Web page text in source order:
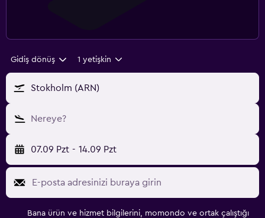
Gidiş dönüş 1 yetişkin
Stokholm (ARN)
Nereye?
07.09 Pzt - 14.09 Pzt
Bana ürün ve hizmet bilgilerini, momondo ve ortak çalıştığı